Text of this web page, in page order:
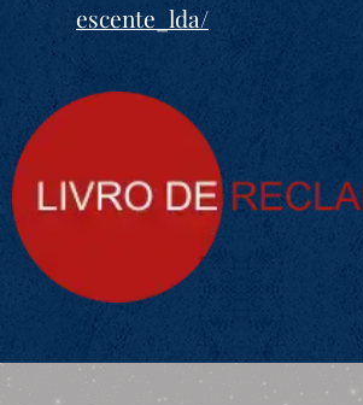
escente_lda/